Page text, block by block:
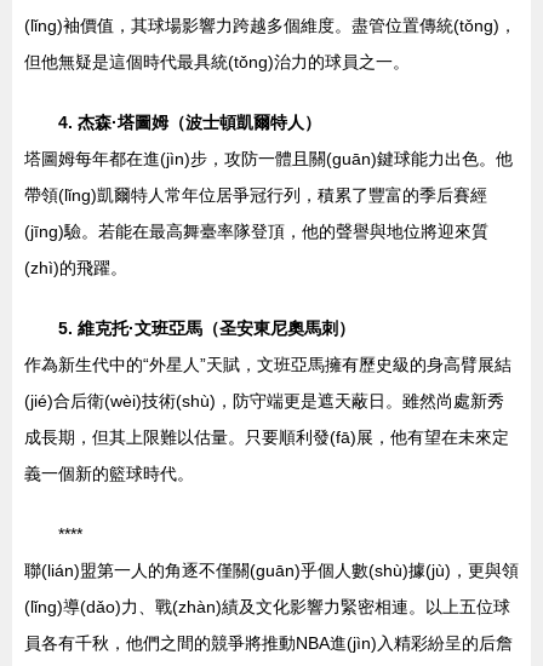
(lǐng)袖價值，其球場影響力跨越多個維度。盡管位置傳統(tǒng)，
但他無疑是這個時代最具統(tǒng)治力的球員之一。
4. 杰森·塔圖姆（波士頓凱爾特人）
塔圖姆每年都在進(jìn)步，攻防一體且關(guān)鍵球能力出色。他
帶領(lǐng)凱爾特人常年位居爭冠行列，積累了豐富的季后賽經
(jīng)驗。若能在最高舞臺率隊登頂，他的聲譽與地位將迎來質
(zhì)的飛躍。
5. 維克托·文班亞馬（圣安東尼奧馬刺）
作為新生代中的“外星人”天賦，文班亞馬擁有歷史級的身高臂展結
(jié)合后衛(wèi)技術(shù)，防守端更是遮天蔽日。雖然尚處新秀
成長期，但其上限難以估量。只要順利發(fā)展，他有望在未來定
義一個新的籃球時代。
****
聯(lián)盟第一人的角逐不僅關(guān)乎個人數(shù)據(jù)，更與領
(lǐng)導(dǎo)力、戰(zhàn)績及文化影響力緊密相連。以上五位球
員各有千秋，他們之間的競爭將推動NBA進(jìn)入精彩紛呈的后詹